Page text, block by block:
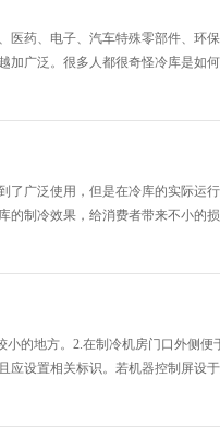
医药、电子、汽车特殊零部件、环
加广泛。很多人都很奇怪冷库是如
了广泛使用，但是在冷库的实际运
的制冷效果，给消费者带来不小的
的地方。2.在制冷机房门口外侧
应设置相关标识。若机器控制屏设